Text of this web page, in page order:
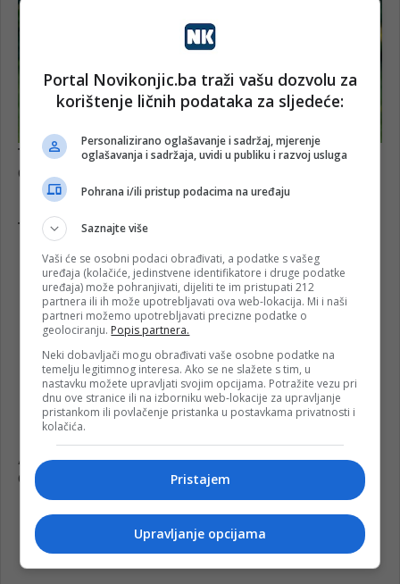
Portal Novikonjic.ba traži vašu dozvolu za
korištenje ličnih podataka za sljedeće:
Personalizirano oglašavanje i sadržaj, mjerenje
oglašavanja i sadržaja, uvidi u publiku i razvoj usluga
Pohrana i/ili pristup podacima na uređaju
Saznajte više
Vaši će se osobni podaci obrađivati, a podatke s vašeg
uređaja (kolačiće, jedinstvene identifikatore i druge podatke
uređaja) može pohranjivati, dijeliti te im pristupati 212
partnera ili ih može upotrebljavati ova web-lokacija. Mi i naši
partneri možemo upotrebljavati precizne podatke o
geolociranju. Popis partnera.
Neki dobavljači mogu obrađivati vaše osobne podatke na
temelju legitimnog interesa. Ako se ne slažete s tim, u
nastavku možete upravljati svojim opcijama. Potražite vezu pri
dnu ove stranice ili na izborniku web-lokacije za upravljanje
pristankom ili povlačenje pristanka u postavkama privatnosti i
kolačića.
Pristajem
Upravljanje opcijama